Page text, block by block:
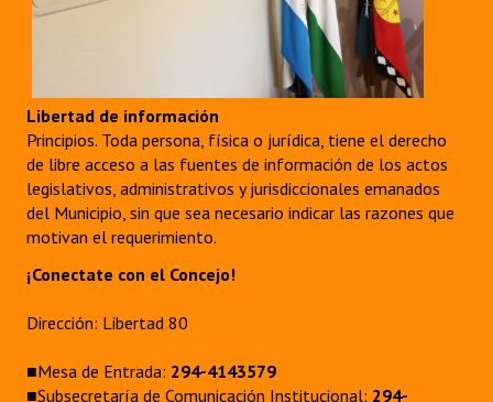
Noticias Destacadas
Datos Históricos
Premio al Mérito - Registro
Audiencias Públicas - Registro
Mujeres que Dejaron Huellas - Registro
Periodistas Decanos - Registro
Ciudadano Ilustre - Registro
Banca del Vecino - Registro
Libertad de información
Principios. Toda persona, física o jurídica, tiene el derecho
de libre acceso a las fuentes de información de los actos
legislativos, administrativos y jurisdiccionales emanados
del Municipio, sin que sea necesario indicar las razones que
motivan el requerimiento.
¡Conectate con el Concejo!
Dirección: Libertad 80
■Mesa de Entrada: 294-4143579
■Subsecretaría de Comunicación Institucional: 294-